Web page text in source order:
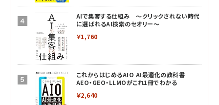
AIで集客する仕組み ～クリックされない時代
に選ばれるAI検索のセオリー～
￥1,760
これからはじめるAIO AI最適化の教科書
AEO・GEO・LLMOがこれ1冊でわかる
￥2,640